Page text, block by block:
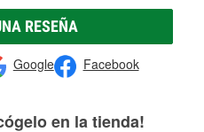
RESEÑA
Google Facebook
en la tienda!